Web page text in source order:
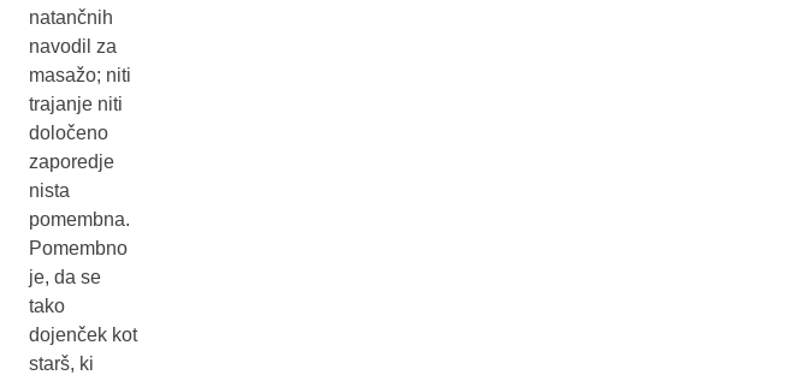
natančnih
navodil za
masažo; niti
trajanje niti
določeno
zaporedje
nista
pomembna.
Pomembno
je, da se
tako
dojenček kot
starš, ki